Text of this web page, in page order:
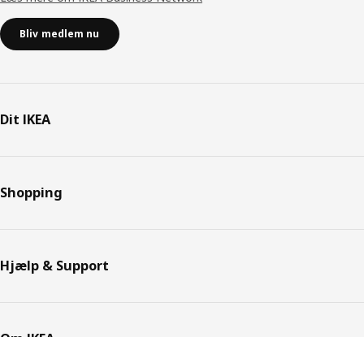
Bliv medlem nu
Dit IKEA
Shopping
Hjælp & Support